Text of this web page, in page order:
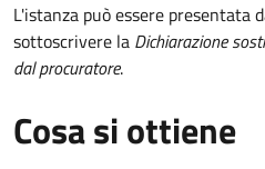
L'istanza può essere presentata
sottoscrivere la Dichiarazione
dal procuratore.
Cosa si ottiene